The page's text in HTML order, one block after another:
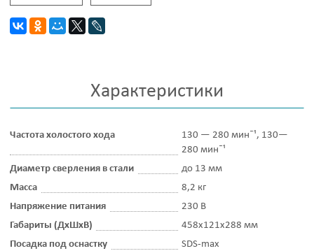
Характеристики
Частота холостого хода
130 — 280 минˉ¹, 130—
280 минˉ¹
Диаметр сверления в стали
до 13 мм
Масса
8,2 кг
Напряжение питания
230 В
Габариты (ДхШхВ)
458х121х288 мм
Посадка под оснастку
SDS-max